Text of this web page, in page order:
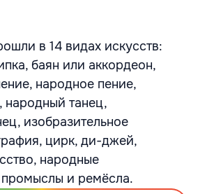
в 14 видах искусств:
баян или аккордеон,
народное пение,
народный танец,
изобразительное
цирк, ди-джей,
народные
и ремёсла.